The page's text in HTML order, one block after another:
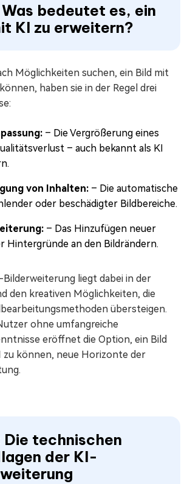
Was bedeutet es, ein
KI zu erweitern?
Möglichkeiten suchen, ein Bild mit
haben sie in der Regel drei
– Die Vergrößerung eines
– auch bekannt als KI
von Inhalten: – Die automatische
oder beschädigter Bildbereiche.
– Das Hinzufügen neuer
Hintergründe an den Bildrändern.
Bilderweiterung liegt dabei in der
den kreativen Möglichkeiten, die
übersteigen.
ohne umfangreiche
eröffnet die Option, ein Bild
können, neue Horizonte der
Die technischen
der KI-